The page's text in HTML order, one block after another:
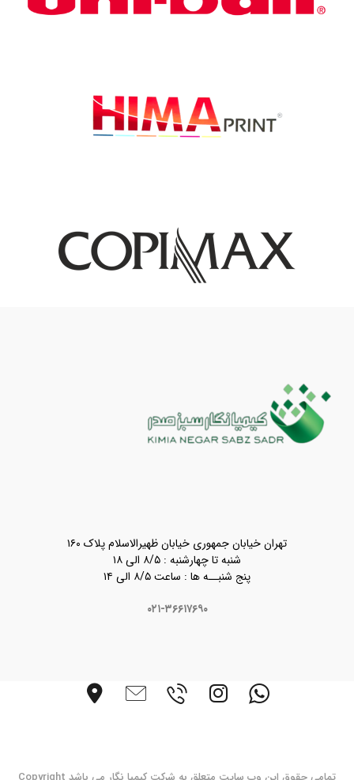
تهران خیابان جمهوری خیابان ظهیرالاسلام پلاک ۱۶۰
شنبه تا چهارشنبه : ۸/۵ الی ۱۸
پنج شنبــه ها : ساعت ۸/۵ الی ۱۴
۰۲۱-۳۶۶۱۷۶۹۰